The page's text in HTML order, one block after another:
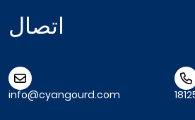
اتصال
info@cyangourd.com